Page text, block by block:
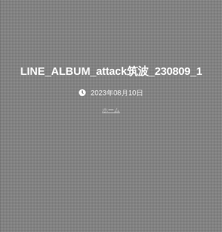
LINE_ALBUM_attack筑波_230809_1
2023年08月10日
ホーム